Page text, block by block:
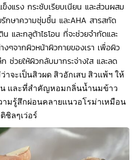
ข็งแรง กระชับเรียบเนียน และส่วนผสม
กษาความชุ่มชื้น และAHA สารสกัด
และกลูต้าไธโอน ที่จะช่วยจำกัดและ
ๆจากผิวหน้าผิวกายของเรา เพื่อผิว
ช่วยให้ผิวกลับมากระจ่างใส และลด
าจะเป็นสิวผด สิวอักเสบ สิวแพ้ฯ ให้
น และที่สำคัญหอมกลิ่นน้ำนมข้าว
มรู้สึกผ่อนคลายแนวอโรม่าเหมือน
ชิลๆเว่อร์